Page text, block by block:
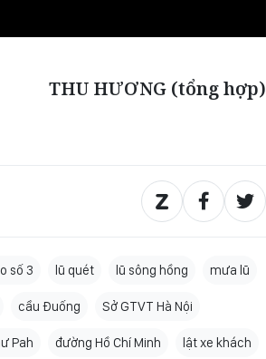
THU HƯƠNG (tổng hợp)
số 3 lũ quét lũ sông hồng mưa lũ
cầu Đuống Sở GTVT Hà Nội
Pah đường Hồ Chí Minh lật xe khách